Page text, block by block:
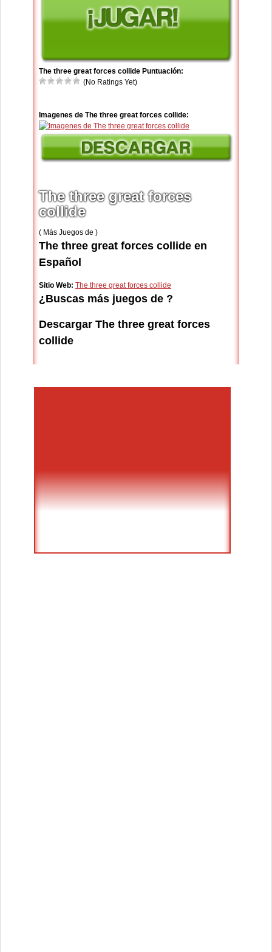
The three great forces collide Puntuación:
(No Ratings Yet)
Imagenes de The three great forces collide:
The three great forces
collide
( Más Juegos de )
The three great forces collide en
Español
Sitio Web: The three great forces collide
¿Buscas más juegos de ?
Descargar The three great forces
collide